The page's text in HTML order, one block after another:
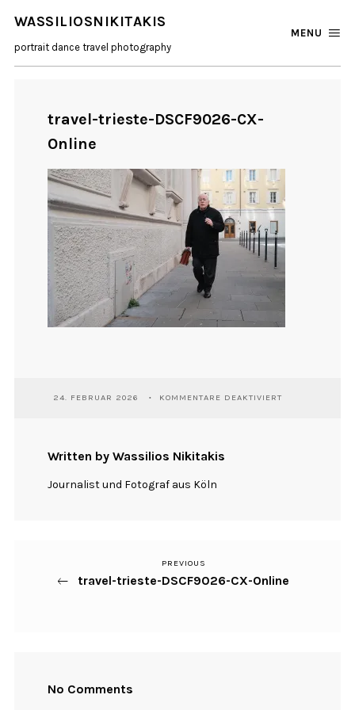
WASSILIOSNIKITAKIS
portrait dance travel photography
MENU
travel-trieste-DSCF9026-CX-
Online
24. FEBRUAR 2026 KOMMENTARE DEAKTIVIERTFÜR
Written by Wassilios Nikitakis
Journalist und Fotograf aus Köln
Beitragsnavigation
Previous
Post
PREVIOUS
travel-trieste-DSCF9026-CX-Online
No Comments